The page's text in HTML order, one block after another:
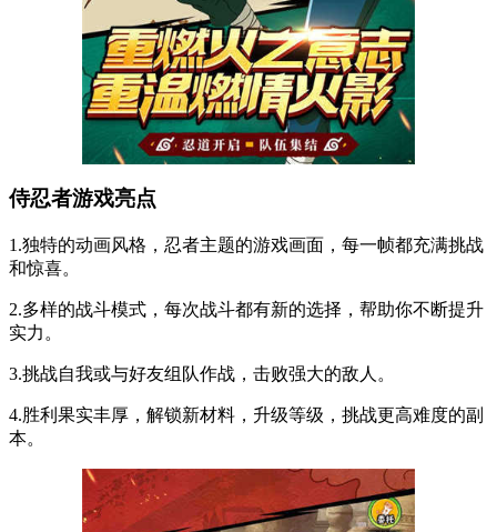
侍忍者游戏亮点
1.独特的动画风格，忍者主题的游戏画面，每一帧都充满挑战
和惊喜。
2.多样的战斗模式，每次战斗都有新的选择，帮助你不断提升
实力。
3.挑战自我或与好友组队作战，击败强大的敌人。
4.胜利果实丰厚，解锁新材料，升级等级，挑战更高难度的副
本。